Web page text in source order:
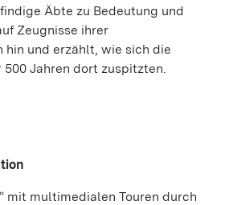
Äbte zu Bedeutung und
Zeugnisse ihrer
und erzählt, wie sich die
500 Jahren dort zuspitzten.
mit multimedialen Touren durch